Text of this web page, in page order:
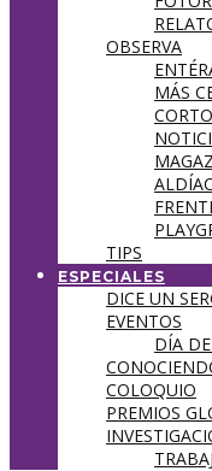
OBSERVA
MÁS
TIPS
ESPECIALES
DICE UN
EVENTOS
DÍA
COLOQUIO
PREMIOS